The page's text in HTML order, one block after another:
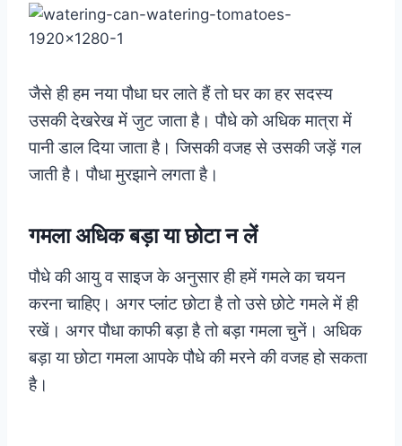
जैसे ही हम नया पौधा घर लाते हैं तो घर का हर सदस्य
उसकी देखरेख में जुट जाता है। पौधे को अधिक मात्रा में
पानी डाल दिया जाता है। जिसकी वजह से उसकी जड़ें गल
जाती है। पौधा मुरझाने लगता है।
गमला अधिक बड़ा या छोटा न लें
पौधे की आयु व साइज के अनुसार ही हमें गमले का चयन
करना चाहिए। अगर प्लांट छोटा है तो उसे छोटे गमले में ही
रखें। अगर पौधा काफी बड़ा है तो बड़ा गमला चुनें। अधिक
बड़ा या छोटा गमला आपके पौधे की मरने की वजह हो सकता
है।